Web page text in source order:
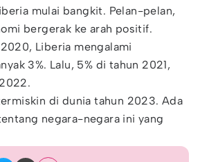
mulai bangkit. Pelan-pelan,
bergerak ke arah positif.
Liberia mengalami
3%. Lalu, 5% di tahun 2021,
di dunia tahun 2023. Ada
negara-negara ini yang